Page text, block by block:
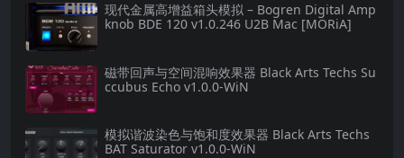
现代金属高增益箱头模拟 – Bogren Digital Amp
knob BDE 120 v1.0.246 U2B Mac [MORiA]
磁带回声与空间混响效果器 Black Arts Techs Su
ccubus Echo v1.0.0-WiN
模拟谐波染色与饱和度效果器 Black Arts Techs
BAT Saturator v1.0.0-WiN